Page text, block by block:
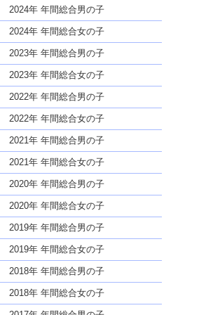
名前であっても奇抜すぎない
2024年 年間総合男の子
2024年 年間総合女の子
2023年 年間総合男の子
2023年 年間総合女の子
2022年 年間総合男の子
2022年 年間総合女の子
2021年 年間総合男の子
2021年 年間総合女の子
2020年 年間総合男の子
2020年 年間総合女の子
2019年 年間総合男の子
2019年 年間総合女の子
2018年 年間総合男の子
2018年 年間総合女の子